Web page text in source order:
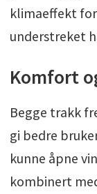
klimaeffekt
understreket
Komfort
Begge trakk
gi bedre
kunne åpne
kombinert